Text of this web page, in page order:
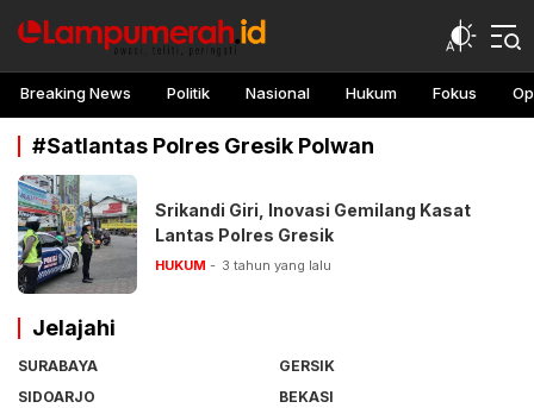
lampu merah
Awasi, teliti, peringati
Breaking News Politik Nasional Hukum Fokus
#Satlantas Polres Gresik Polwan
Srikandi Giri, Inovasi Gemilang Kasat
Lantas Polres Gresik
HUKUM 3 tahun yang lalu
Jelajahi
SURABAYA
GERSIK
SIDOARJO
BEKASI